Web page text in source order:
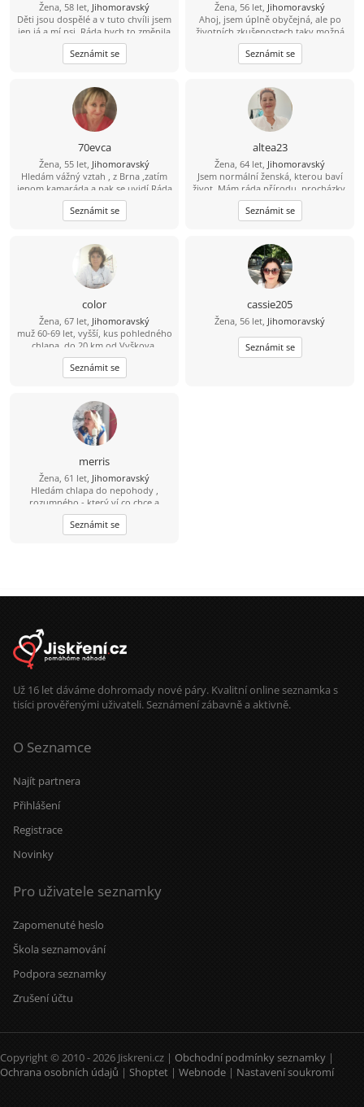
Žena, 58 let, Jihomoravský
Děti jsou dospělé a v tuto chvíli jsem
jen já a mí psi. Ráda bych to změnila
- doufám, že najdu někoho, kdo
bude mít rád mne i moje chlupáče.
Zahrada je mojí chloubou, ale už na
jednoho. Odpočívat na terase u grilu
nebo s knížkou, vycházky se psy..
Přidáš se? :)
Seznámit se
Žena, 56 let, Jihomoravský
Ahoj, jsem úplně obyčejná, ale po
životních zkušenostech taky možná
náročná. Ráda bych skrze přátelství
poznala muže pro život, který je
upřímný, má své hodnoty ujasněné
Seznámit se
70evca
Žena, 55 let, Jihomoravský
Hledám vážný vztah , z Brna ,zatím
jenom kamaráda a pak se uvidí.Ráda
chodím na vycházky. výlety mám
ráda přírodu, někdy zajdu na
kávičku a do kina.
Seznámit se
altea23
Žena, 64 let, Jihomoravský
Jsem normální ženská, kterou baví
život. Mám ráda přírodu, procházky,
tanec, vaření a takové obyčejné věci.
Seznámit se
color
Žena, 67 let, Jihomoravský
muž 60-69 let, vyšší, kus pohledného
chlapa, do 20 km od Vyškova,
milující přírodu , zvířata ------- najde
se?
Seznámit se
cassie205
Žena, 56 let, Jihomoravský
Seznámit se
merris
Žena, 61 let, Jihomoravský
Hledám chlapa do nepohody ,
rozumného - který ví co chce a
dovede si toho vážit.
Seznámit se
Už 16 let dáváme dohromady nové páry. Kvalitní online seznamka s
tisíci prověřenými uživateli. Seznámení zábavně a aktivně.
O Seznamce
Najít partnera
Přihlášení
Registrace
Novinky
Pro uživatele seznamky
Zapomenuté heslo
Škola seznamování
Podpora seznamky
Zrušení účtu
Copyright © 2010 - 2026 Jiskreni.cz | Obchodní podmínky seznamky |
Ochrana osobních údajů | Shoptet | Webnode | Nastavení soukromí